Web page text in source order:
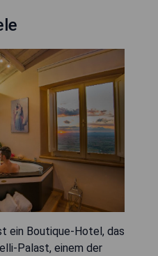
ein Boutique-Hotel, das
Palast, einem der